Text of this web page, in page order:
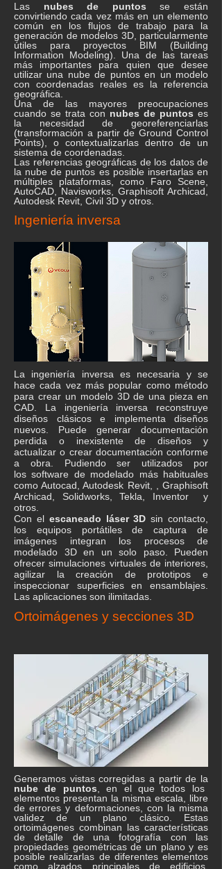
Las nubes de puntos se están
convirtiendo cada vez más en un elemento
común en los flujos de trabajo para la
generación de modelos 3D, particularmente
útiles para proyectos BIM (Building
Information Modeling). Una de las tareas
más importantes para quien que desee
utilizar una nube de puntos en un modelo
con coordenadas reales es la referencia
geográfica.
Una de las mayores preocupaciones
cuando se trata con nubes de puntos es
la necesidad de georeferenciarlas
(transformación a partir de Ground Control
Points), o contextualizarlas dentro de un
sistema de coordenadas.
Las referencias geográficas de los datos de
la nube de puntos es posible insertarlas en
múltiples plataformas, como Faro Scene,
AutoCAD, Navisworks, Graphisoft Archicad,
Autodesk Revit, Civil 3D y otros.
Ingeniería inversa
La ingeniería inversa es necesaria y se
hace cada vez más popular como método
para crear un modelo 3D de una pieza en
CAD. La ingeniería inversa reconstruye
diseños clásicos e implementa diseños
nuevos. Puede generar documentación
perdida o inexistente de diseños y
actualizar o crear documentación conforme
a obra. Pudiendo ser utilizados por
lossoftware de modelado más habituales
como Autocad, Autodesk Revit, , Graphisoft
Archicad, Solidworks, Tekla, Inventor y
otros.
Con el escaneado láser 3D sin contacto,
los equipos portátiles de captura de
imágenes integran los procesos de
modelado 3D en un solo paso. Pueden
ofrecer simulaciones virtuales de interiores,
agilizar la creación de prototipos e
inspeccionar superficies en ensamblajes.
Las aplicaciones son ilimitadas.
Ortoimágenes y secciones 3D
Generamos vistas corregidas a partir de la
nube de puntos , en el que todos los
elementos presentan la misma escala, libre
de errores y deformaciones, con la misma
validez de un plano clásico. Estas
ortoimágenes combinan las características
de detalle de una fotografía con las
propiedades geométricas de un plano y es
posible realizarlas de diferentes elementos
como alzados principales de edificios,